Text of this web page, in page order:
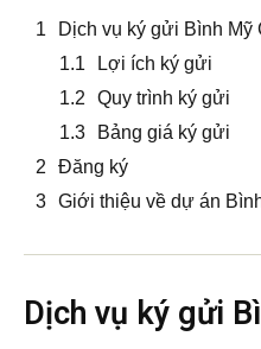
5/5(2 Reviews)
Dịch vụ ký gửi Bình Mỹ
Lợi ích ký gửi
Quy trình ký gửi
Bảng giá ký gửi
Đăng ký
Giới thiệu về dự án
Dịch vụ ký gửi